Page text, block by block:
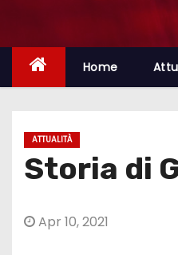
Home
ATTUALITÀ
Storia di
Apr 10, 2021